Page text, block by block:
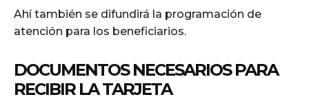
Ahí también se difundirá la programación de
atención para los beneficiarios.
DOCUMENTOS NECESARIOS PARA
RECIBIR LA TARJETA